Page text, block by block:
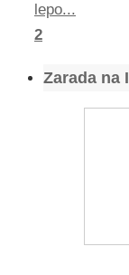
lepo...
2
Zarada na